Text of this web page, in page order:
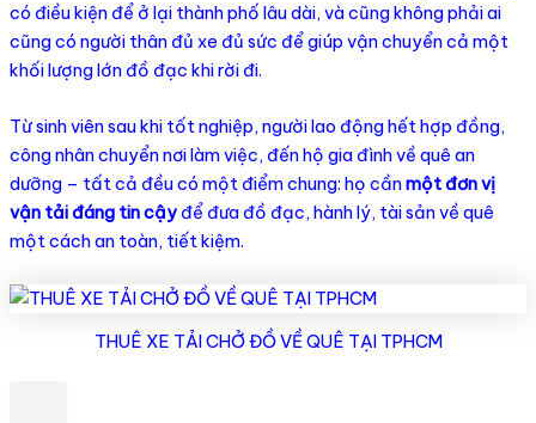
có điều kiện để ở lại thành phố lâu dài, và cũng không phải ai
cũng có người thân đủ xe đủ sức để giúp vận chuyển cả một
khối lượng lớn đồ đạc khi rời đi.
Từ sinh viên sau khi tốt nghiệp, người lao động hết hợp đồng,
công nhân chuyển nơi làm việc, đến hộ gia đình về quê an
dưỡng – tất cả đều có một điểm chung: họ cầnmột đơn vị
vận tải đáng tin cậyđể đưa đồ đạc, hành lý, tài sản về quê
một cách an toàn, tiết kiệm.
THUÊ XE TẢI CHỞ ĐỒ VỀ QUÊ TẠI TPHCM